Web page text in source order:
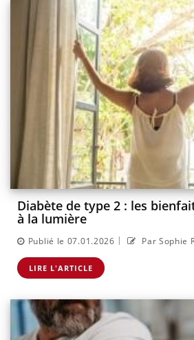
Diabète de type 2 : les
à la lumière
Publié le 07.01.2026 | Par Sophie
LIRE L'ARTICLE